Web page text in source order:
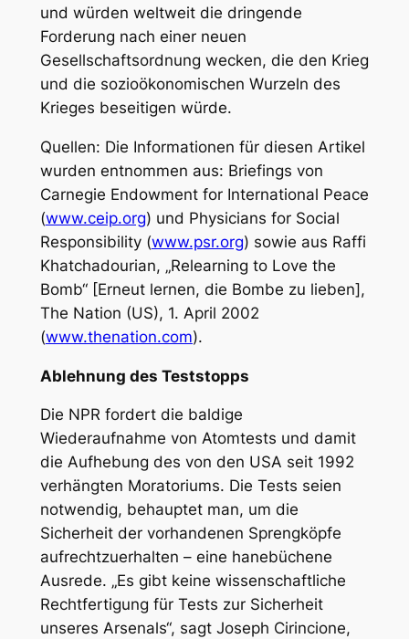
und würden weltweit die dringende
Forderung nach einer neuen
Gesellschaftsordnung wecken, die den Krieg
und die sozioökonomischen Wurzeln des
Krieges beseitigen würde.
Quellen: Die Informationen für diesen Artikel
wurden entnommen aus: Briefings von
Carnegie Endowment for International Peace
(www.ceip.org) und Physicians for Social
Responsibility (www.psr.org) sowie aus Raffi
Khatchadourian, „Relearning to Love the
Bomb“ [Erneut lernen, die Bombe zu lieben],
The Nation (US), 1. April 2002
(www.thenation.com).
Ablehnung des Teststopps
Die NPR fordert die baldige
Wiederaufnahme von Atomtests und damit
die Aufhebung des von den USA seit 1992
verhängten Moratoriums. Die Tests seien
notwendig, behauptet man, um die
Sicherheit der vorhandenen Sprengköpfe
aufrechtzuerhalten – eine hanebüchene
Ausrede. „Es gibt keine wissenschaftliche
Rechtfertigung für Tests zur Sicherheit
unseres Arsenals“, sagt Joseph Cirincione,